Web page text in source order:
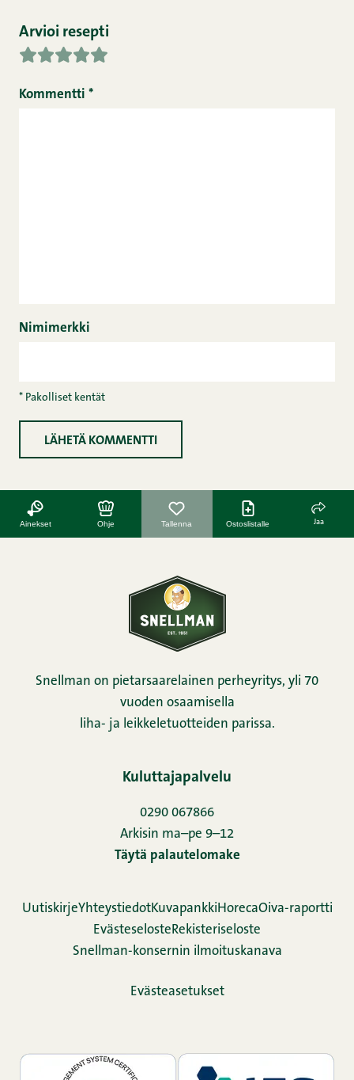
Arvioi resepti
Kommentti *
Nimimerkki
* Pakolliset kentät
Ainekset Ohje Tallenna Ostoslistalle Jaa
Snellman on pietarsaarelainen perheyritys, yli 70
vuoden osaamisella
liha- ja leikkeletuotteiden parissa.
Kuluttajapalvelu
0290 067866
Arkisin ma–pe 9–12
Täytä palautelomake
UutiskirjeYhteystiedotKuvapankki HorecaOiva-raportti
Evästeseloste Rekisteriseloste
Snellman-konsernin ilmoituskanava
Evästeasetukset